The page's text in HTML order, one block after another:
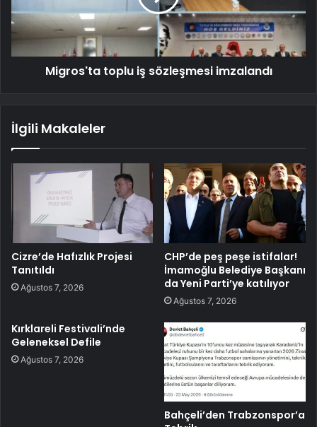
Migros'ta toplu iş sözleşmesi imzalandı
İlgili Makaleler
Cizre’de Hafızlık Projesi
Tanıtıldı
Ağustos 7, 2026
CHP’de peş peşe istifalar!
İmamoğlu Belediye Başkanı
da Yeni Parti’ye katılıyor
Ağustos 7, 2026
Kırklareli Festivali’nde
Geleneksel Defile
Ağustos 7, 2026
Bahçeli’den Trabzonspor’a